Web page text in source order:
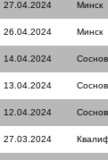
27.04.2024 Минск
26.04.2024 Минск
14.04.2024
13.04.2024
12.04.2024
27.03.2024